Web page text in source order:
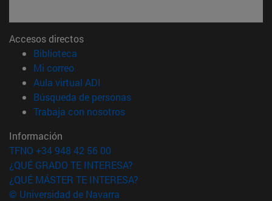
Accesos directos
Biblioteca
Mi correo(abre en nueva ventana)
Aula virtual ADI
Búsqueda de personas(abre en nueva ventana)
Trabaja con nosotros(abre en nueva ventana)
Información
TFNO +34 948 42 56 00
¿QUÉ GRADO TE INTERESA?
¿QUÉ MÁSTER TE INTERESA?
© Universidad de Navarra